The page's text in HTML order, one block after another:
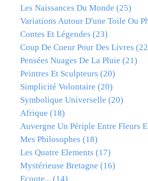
Les Naissances Du Monde (25)
Variations Autour D'une Toile Ou
Contes Et Légendes (23)
Coup De Coeur Pour Des Livres
Pensées Nuages De La Pluie (21)
Peintres Et Sculpteurs (20)
Simplicité Volontaire (20)
Symbolique Universelle (20)
Afrique (18)
Auvergne Un Périple Entre Fleurs
Mes Philosophes (18)
Les Quatre Elements (17)
Mystérieuse Bretagne (16)
Ecoute... (14)